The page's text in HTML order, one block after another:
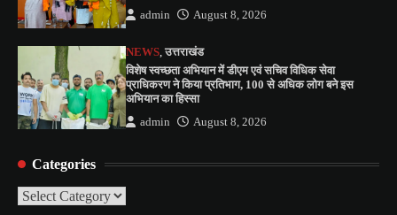
admin August 8, 2026
NEWS,उत्तराखंड
विशेष स्वच्छता अभियान में डीएम एवं सचिव विधिक सेवा
प्राधिकरण ने किया प्रतिभाग, 100 से अधिक लोग बने इस
अभियान का हिस्सा
admin August 8, 2026
Categories
Categories